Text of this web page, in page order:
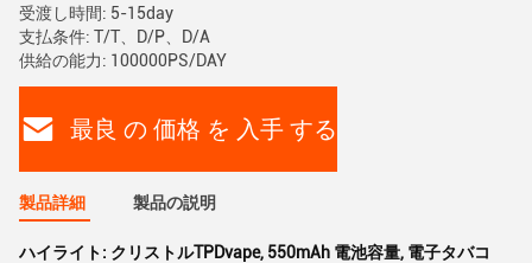
受渡し時間: 5-15day
支払条件: T/T、D/P、D/A
供給の能力: 100000PS/DAY
最良 の 価格 を 入手 する
製品詳細 製品の説明
ハイライト: クリストルTPDvape, 550mAh 電池容量, 電子タバコ